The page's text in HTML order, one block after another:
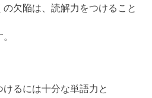
欠陥は、読解力をつけること
るには十分な単語力と